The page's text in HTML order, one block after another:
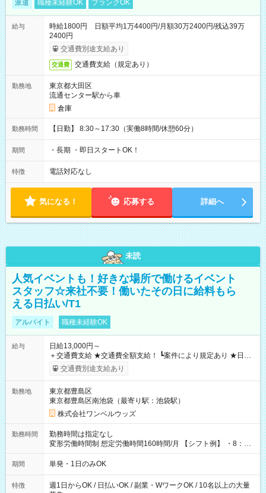
派遣 職種未経験OK ブランクOK
給与
時給1800円 日額平均1万4400円/月額30万2400円/残込39万
2400円
交通費別途支給あり
交通費 交通費支給（規定あり）
勤務地
東京都大田区
流通センター駅から車
倉庫
勤務時間 【日勤】 8:30～17:30（実働8時間/休憩60分）
期間 ・長期 ・即日スタートOK！
特徴 電話対応なし
気になる！ 応募する 詳細へ
未読
人気イベントも！好きな場所で働けるイベント
スタッフ☆来社不要！働いたその日に給料もら
える日払い/T1
アルバイト 職種未経験OK
給与
日給13,000円～
＋交通費支給 ★交通費全額支給！ ┗案件により規定あり ★日払
いOK！（規定あり） ┗働いたその日に現金GET♪ お仕事後はコ
ンビニATMから 日払い分を引き落とせます！ 【試用期間】試
交通費別途支給あり
勤務地
東京都豊島区
東京都豊島区南池袋（最寄り駅：池袋駅）
株式会社ワンベルウッズ
勤務時間
勤務時間は指定なし
変形労働時間制 想定労働時間160時間/月 【シフト例】 ・8：00
～21：00
期間 単発・1日のみOK
特徴
週1日からOK / 日払いOK / 副業・WワークOK / 10名以上の大量